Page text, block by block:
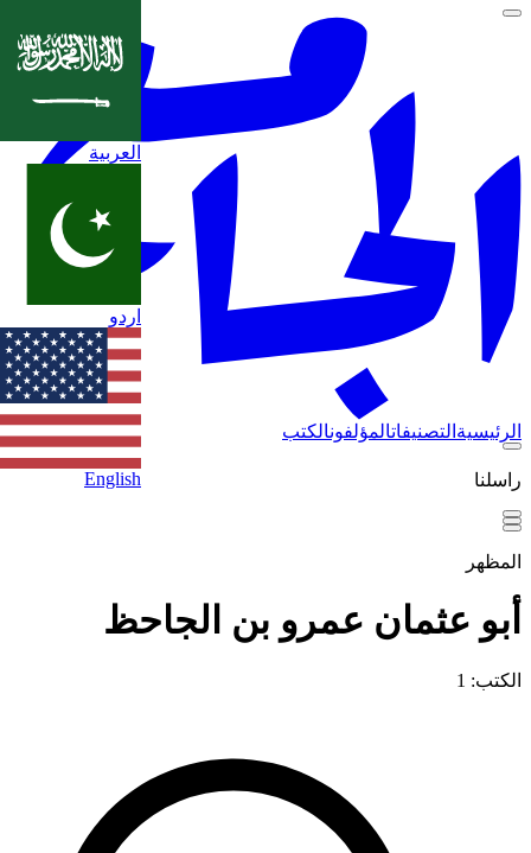
الرئيسية التصنيفاتالمؤلفونالكتب
راسلنا
العربية
اردو
English
المظهر
أبو عثمان عمرو بن الجاحظ
الكتب: 1